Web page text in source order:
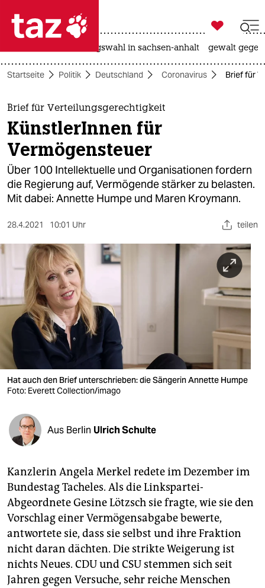
 taz zahl ich
taz zahl ich
themen
politik
öko
gesellschaft
sport
berlin
nord
wahrheit
verlag
verlag
veranstaltungen
shop
fragen & hilfe
unterstützen
abo
genossenschaft
epaper login

taz zahl ich
landtagswahl in sachsen-anhalt gewalt
Startseite Politik Deutschland Coronavirus Brief für
Brief für Verteilungsgerechtigkeit
KünstlerInnen für
Vermögensteuer
Über 100 Intellektuelle und Organisationen fordern
die Regierung auf, Vermögende stärker zu belasten.
Mit dabei: Annette Humpe und Maren Kroymann.
28.4.2021 10:01 Uhr teilen
Hat auch den Brief unterschrieben: die Sängerin Annette Humpe
Foto: Everett Collection/imago
Aus Berlin Ulrich Schulte
Kanzlerin Angela Merkel redete im Dezember im
Bundestag Tacheles. Als die Linkspartei-
Abgeordnete Gesine Lötzsch sie fragte, wie sie den
Vorschlag einer Vermögensabgabe bewerte,
antwortete sie, dass sie selbst und ihre Fraktion
nicht daran dächten. Die strikte Weigerung ist
nichts Neues. CDU und CSU stemmen sich seit
Jahren gegen Versuche, sehr reiche Menschen